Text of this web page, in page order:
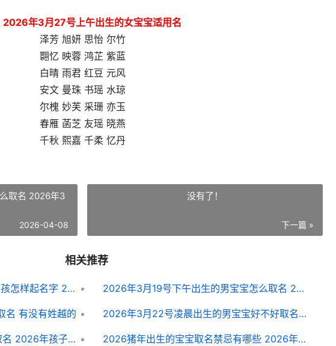
2026年3月27号上午出生的女宝宝适用名
泽芳 旭妍 思怡 尔竹
翾忆 映蓉 鸿芷 紫蓝
白晴 雨君 红豆 元风
安文 曼珠 书瑶 水琼
尔槐 妙芙 采珊 亦玉
春雁 菡芝 友瑶 晓燕
千秋 熙嘉 千柔 忆丹
取名 2026年3
2026-04-08
没有了！
下一篇 »
相关推荐
2026年3月27号上午出生的女孩怎样起名字 2026年3月28日到今天 2026年3月19号下午出生的男宝宝怎么取名 2026年3月19日是什么日子
名 有没有姓越的 2026年3月22号凌晨出生的男宝宝好不好取名字 2026年3月22号是什么星座
2026出生的易姓男生好不好取名 2026年孩子出生姓名 2026猪年出生的宝宝取名禁忌有哪些 2026年猪年出生的宝宝是什么命